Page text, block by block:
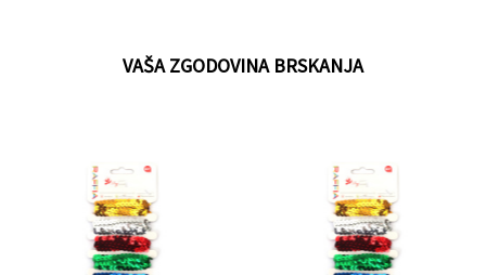
VAŠA ZGODOVINA BRSKANJA